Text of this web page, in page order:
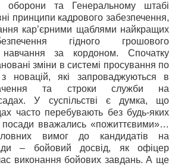
оборони та Генеральному штабі
принципи кадрового забезпечення,
кар’єрними щаблями найкращих
гідного грошового
за кордоном. Спочатку
зміни в системі просування по
новацій, які запроваджуються в
та строки служби на
У суспільстві є думка, що
часто перебувають без будь-яких
вважались «пожиттєвими»…
вимог до кандидатів на
– бойовий досвід, як офіцер
виконання бойових завдань. А ще